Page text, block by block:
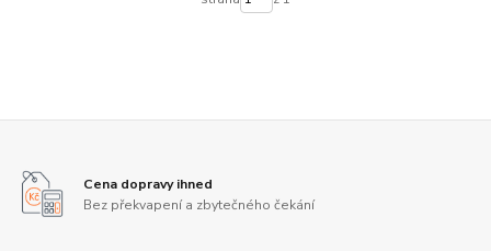
Cena dopravy ihned
Bez překvapení a zbytečného čekání